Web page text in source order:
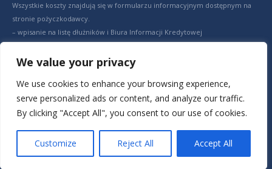
We value your privacy
We use cookies to enhance your browsing experience,
serve personalized ads or content, and analyze our traffic.
By clicking "Accept All", you consent to our use of cookies.
Customize Reject All Accept All
Wszystkie koszty znajdują się w formularzu informacyjnym dostępnym na
stronie pożyczkodawcy.
– wpisanie na listę dłużników i Biura Informacji Kredytowej
– przekazanie lub sprzedanie wierzytelności do firmy windykacyjnej.
prywatności oraz regulamin serwisu.
© Elektroniczny Ranking Pożyczek Polska. Wszystkie prawa zastrzeżone.
Footer Menu2